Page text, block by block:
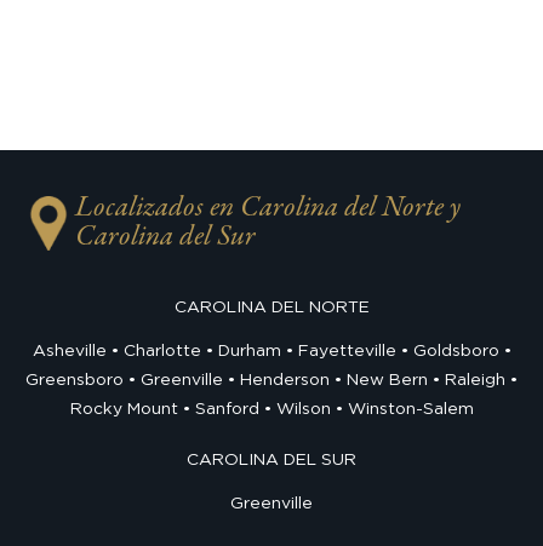
Localizados en Carolina del Norte y
Carolina del Sur
CAROLINA DEL NORTE
Asheville Charlotte Durham Fayetteville
Goldsboro
Greensboro
Greenville Henderson New Bern
Raleigh
Rocky Mount
Sanford Wilson Winston-Salem
CAROLINA DEL SUR
Greenville